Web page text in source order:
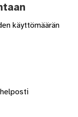
käyttömäärän